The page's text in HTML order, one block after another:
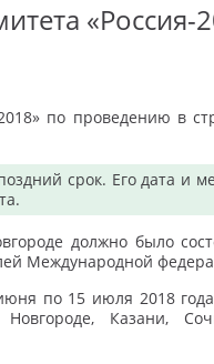
по проведению в
срок. Его дата и
должно было
Международной
по 15 июля 2018
Казани,